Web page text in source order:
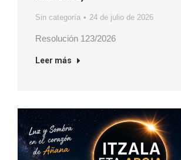
Sin categoría 24 de julio de 2026
Resolución 123/2026
Leer más